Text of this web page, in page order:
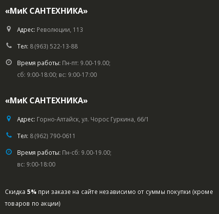
«МиК САНТЕХНИКА»
Адрес: Революции, 113
Тел: 8 (963) 522-13-88
Время работы: Пн-пт: 9.00-19.00;
сб: 9:00-18:00; вс: 9:00-17:00
«МиК САНТЕХНИКА»
Адрес: Горно-Алтайск, ул. Чорос Гуркина, 66/1
Тел: 8 (962) 790-0611
Время работы: Пн-сб: 9.00-19.00;
вс: 9:00-18:00
Скидка 5% при заказе на сайте независимо от суммы покупки (кроме
товаров по акции)